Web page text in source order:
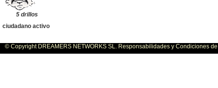
5 drillos
ciudadano activo
© Copyright DREAMERS NETWORKS SL. Responsabilidades y Condiciones